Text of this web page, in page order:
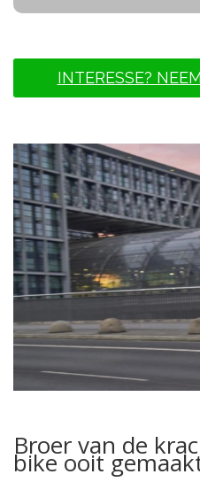
INTERESSE?
Broer van de
bike ooit